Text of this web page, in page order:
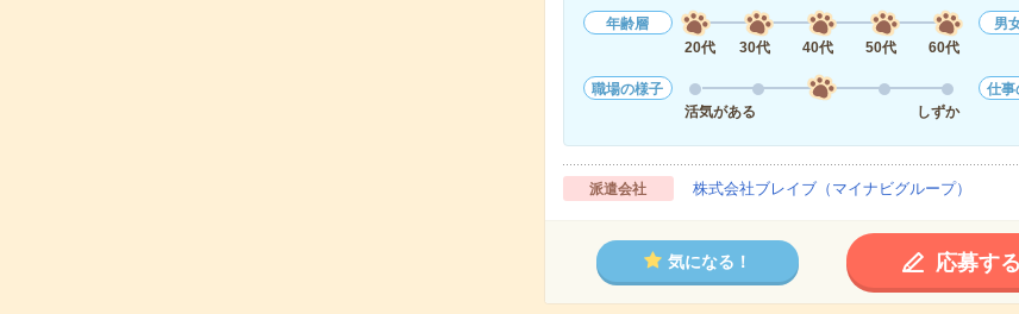
年齢層
20代
30代 40代 50代 60代
男
職場の様子
活気がある
しずか
仕事
派遣会社 株式会社ブレイブ（マイナビグループ）
気になる！ 応募する